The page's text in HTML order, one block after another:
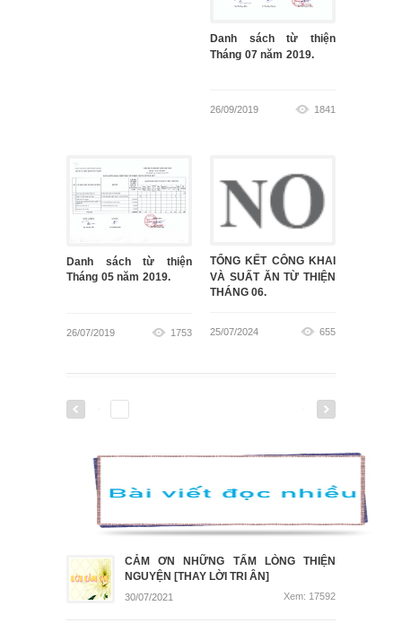
Danh sách từ thiện
Tháng 07 năm 2019.
26/09/2019 1841
Danh sách từ thiện
Tháng 05 năm 2019.
26/07/2019 1753
TỔNG KẾT CÔNG KHAI
VÀ SUẤT ĂN TỪ THIỆN
THÁNG 06.
25/07/2024 655
CẢM ƠN NHỮNG TẤM LÒNG THIỆN
NGUYỆN [THAY LỜI TRI ÂN]
30/07/2021 Xem: 17592